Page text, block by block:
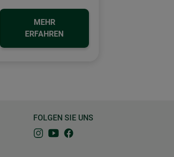
MEHR
ERFAHREN
FOLGEN SIE UNS